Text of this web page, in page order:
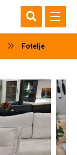
Fotelje